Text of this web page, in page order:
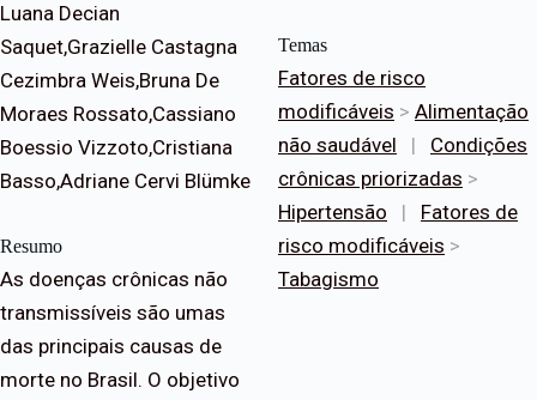
Luana Decian
Saquet,Grazielle Castagna
Cezimbra Weis,Bruna De
Moraes Rossato,Cassiano
Boessio Vizzoto,Cristiana
Basso,Adriane Cervi Blümke
Resumo
As doenças crônicas não
transmissíveis são umas
das principais causas de
morte no Brasil. O objetivo
Temas
Fatores de risco
modificáveis > Alimentação
não saudável
|
Condições
crônicas priorizadas >
Hipertensão
|
Fatores de
risco modificáveis >
Tabagismo